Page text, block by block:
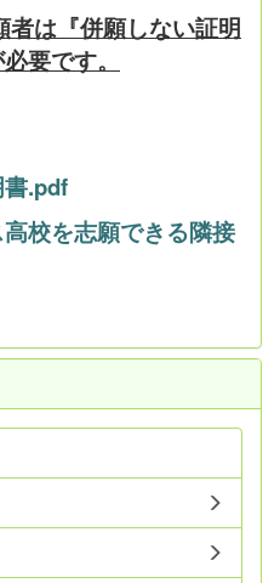
者は『併願しない証明
要です。
.pdf
校を志願できる隣接